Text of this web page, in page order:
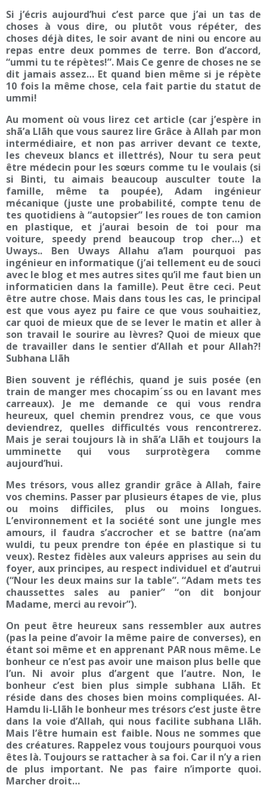
Si j’écris aujourd’hui c’est parce que j’ai un tas de
choses à vous dire, ou plutôt vous répéter, des
choses déjà dites, le soir avant de nini ou encore au
repas entre deux pommes de terre. Bon d’accord,
“ummi tu te répètes!”. Mais Ce genre de choses ne se
dit jamais assez… Et quand bien même si je répète
10 fois la même chose, cela fait partie du statut de
ummi!
Au moment où vous lirez cet article (car j’espère in
shã’a Llãh que vous saurez lire Grâce à Allah par mon
intermédiaire, et non pas arriver devant ce texte,
les cheveux blancs et illettrés), Nour tu sera peut
être médecin pour les sœurs comme tu le voulais (si
si Binti, tu aimais beaucoup ausculter toute la
famille, même ta poupée), Adam ingénieur
mécanique (juste une probabilité, compte tenu de
tes quotidiens à “autopsier” les roues de ton camion
en plastique, et j’aurai besoin de toi pour ma
voiture, speedy prend beaucoup trop cher…) et
Uways.. Ben Uways Allahu a’lam pourquoi pas
ingénieur en informatique (j’ai tellement eu de souci
avec le blog et mes autres sites qu’il me faut bien un
informaticien dans la famille). Peut être ceci. Peut
être autre chose. Mais dans tous les cas, le principal
est que vous ayez pu faire ce que vous souhaitiez,
car quoi de mieux que de se lever le matin et aller à
son travail le sourire au lèvres? Quoi de mieux que
de travailler dans le sentier d’Allah et pour Allah?!
Subhana Llãh
Bien souvent je réfléchis, quand je suis posée (en
train de manger mes chocapim´ss ou en lavant mes
carreaux). Je me demande ce qui vous rendra
heureux, quel chemin prendrez vous, ce que vous
deviendrez, quelles difficultés vous rencontrerez.
Mais je serai toujours là in shã’a Llãh et toujours la
umminette qui vous surprotègera comme
aujourd’hui.
Mes trésors, vous allez grandir grâce à Allah, faire
vos chemins. Passer par plusieurs étapes de vie, plus
ou moins difficiles, plus ou moins longues.
L’environnement et la société sont une jungle mes
amours, il faudra s’accrocher et se battre (na’am
wuldi, tu peux prendre ton épée en plastique si tu
veux). Restez fidèles aux valeurs apprises au sein du
foyer, aux principes, au respect individuel et d’autrui
(“Nour les deux mains sur la table”. “Adam mets tes
chaussettes sales au panier” “on dit bonjour
Madame, merci au revoir”).
On peut être heureux sans ressembler aux autres
(pas la peine d’avoir la même paire de converses), en
étant soi même et en apprenant PAR nous même. Le
bonheur ce n’est pas avoir une maison plus belle que
l’un. Ni avoir plus d’argent que l’autre. Non, le
bonheur c’est bien plus simple subhana Llãh. Et
réside dans des choses bien moins compliquées. Al-
Hamdu li-Llãh le bonheur mes trésors c’est juste être
dans la voie d’Allah, qui nous facilite subhana Llãh.
Mais l’être humain est faible. Nous ne sommes que
des créatures. Rappelez vous toujours pourquoi vous
êtes là. Toujours se rattacher à sa foi. Car il n’y a rien
de plus important. Ne pas faire n’importe quoi.
Marcher droit…